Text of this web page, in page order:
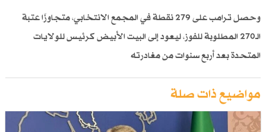
وحصل ترامب على 279 نقطة في المجمع الانتخابي، متجاوزًا عتبة
الـ270 المطلوبة للفوز، ليعود إلى البيت الأبيض كرئيس للولايات
المتحدة بعد أربع سنوات من مغادرته
مواضيع ذات صلة